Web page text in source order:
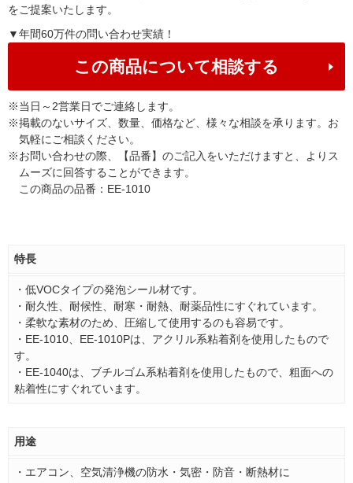
をご提案いたします。
▼年間60万件の問い合わせ実績！
この商品について相談する
※当日～2営業日でご連絡します。
※掲載のないサイズ、数量、価格など、様々な相談を承ります。お
気軽にご相談ください。
※お問い合わせの際、【品番】のご記入をいただけますと、よりス
ムーズに回答することができます。
この商品の品番：EE-1010
特長
・低VOCタイプの発泡シール材です。
・耐久性、耐候性、耐寒・耐熱、耐薬品性にすぐれています。
・柔軟な素材のため、圧縮して使用するのも容易です。
・EE-1010、EE-1010Pは、アクリル系粘着剤を使用したもので
す。
・EE-1040は、ブチルゴム系粘着剤を使用したもので、粗面への
粘着性にすぐれています。
用途
・エアコン、空気清浄機の防水・気密・防音・断熱材に